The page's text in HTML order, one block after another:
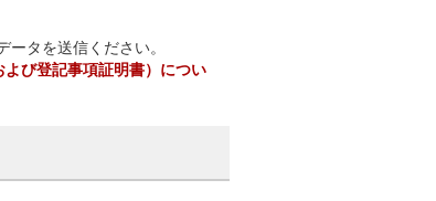
タを送信ください。
び登記事項証明書）につい